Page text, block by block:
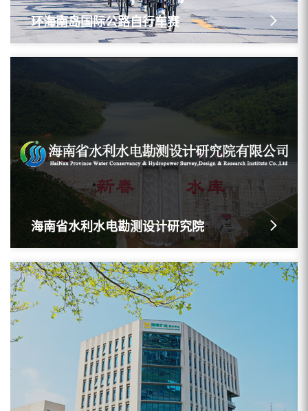
环海南岛国际公路自行车赛
海南省水利水电勘测设计研究院